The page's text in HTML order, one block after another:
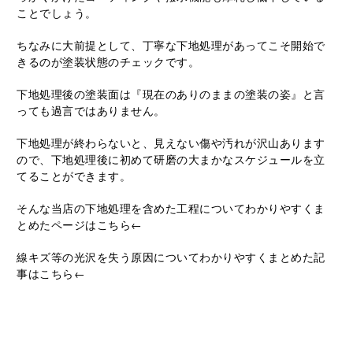
ことでしょう。
ちなみに大前提として、丁寧な下地処理があってこそ開始で
きるのが塗装状態のチェックです。
下地処理後の塗装面は『現在のありのままの塗装の姿』と言
っても過言ではありません。
下地処理が終わらないと、見えない傷や汚れが沢山あります
ので、下地処理後に初めて研磨の大まかなスケジュールを立
てることができます。
そんな当店の下地処理を含めた工程についてわかりやすくま
とめたページはこちら←
線キズ等の光沢を失う原因についてわかりやすくまとめた記
事はこちら ←